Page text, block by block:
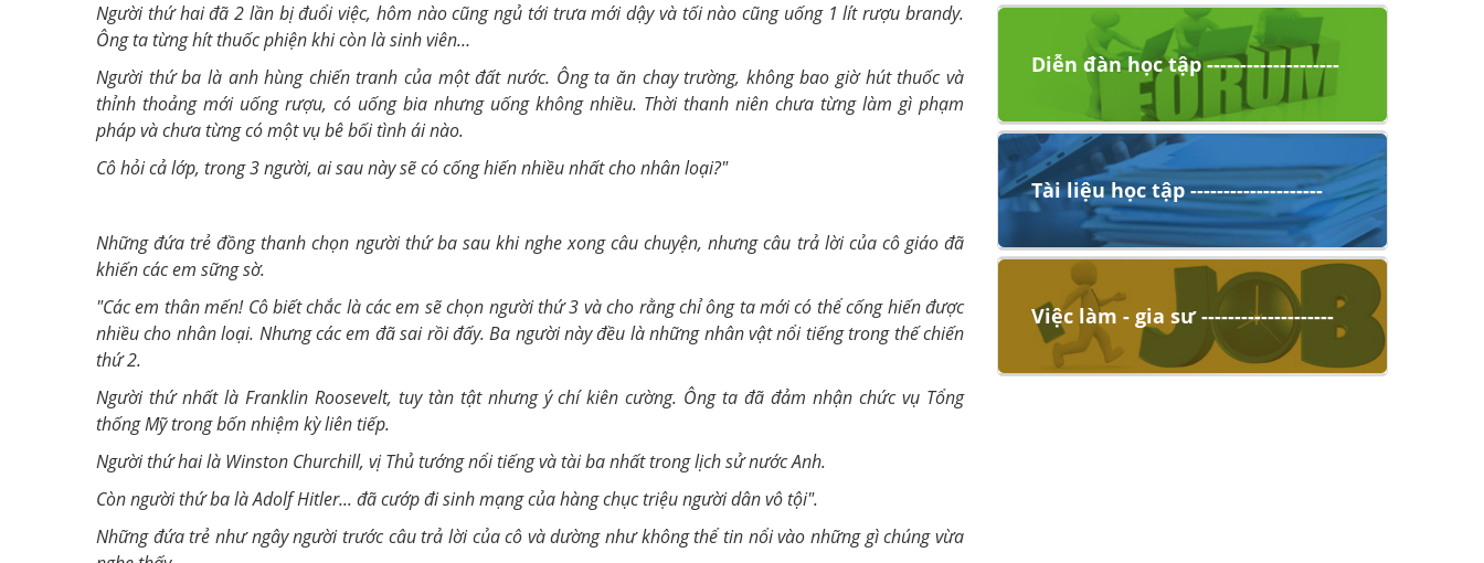
Người thứ hai đã 2 lần bị đuổi việc, hôm nào cũng ngủ tới trưa mới dậy và tối nào cũng uống 1 lít rượu brandy.
Ông ta từng hít thuốc phiện khi còn là sinh viên…
Người thứ ba là anh hùng chiến tranh của một đất nước. Ông ta ăn chay trường, không bao giờ hút thuốc và
thỉnh thoảng mới uống rượu, có uống bia nhưng uống không nhiều. Thời thanh niên chưa từng làm gì phạm
pháp và chưa từng có một vụ bê bối tình ái nào.
Cô hỏi cả lớp, trong 3 người, ai sau này sẽ có cống hiến nhiều nhất cho nhân loại?"
Những đứa trẻ đồng thanh chọn người thứ ba sau khi nghe xong câu chuyện, nhưng câu trả lời của cô giáođã
khiếncác em sững sờ.
"Các em thân mến! Cô biết chắc là các em sẽ chọn người thứ 3 và cho rằng chỉ ông ta mới có thể cống hiến được
nhiều cho nhân loại. Nhưng các em đã sai rồi đấy. Ba người này đều là những nhân vật nổi tiếng trong thế chiến
thứ 2.
Người thứ nhất là Franklin Roosevelt, tuy tàn tật nhưng ý chí kiên cường. Ông ta đã đảm nhận chức vụ Tổng
thống Mỹ trong bốn nhiệm kỳ liên tiếp.
Người thứ hai là Winston Churchill, vị Thủ tướng nổi tiếng và tài ba nhất trong lịch sử nước Anh.
Còn người thứ ba là Adolf Hitler... đã cướp đi sinh mạng của hàng chục triệu người dân vô tội".
Những đứa trẻ như ngây người trước câu trả lời củacô và dường như không thể tin nổi vào những gì chúng vừa
Diễn đàn học tập --------------------
Tài liệu học tập --------------------
Việc làm - gia sư --------------------